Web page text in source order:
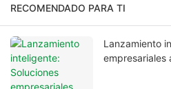
RECOMENDADO PARA TI
Lanzamiento
empresariales